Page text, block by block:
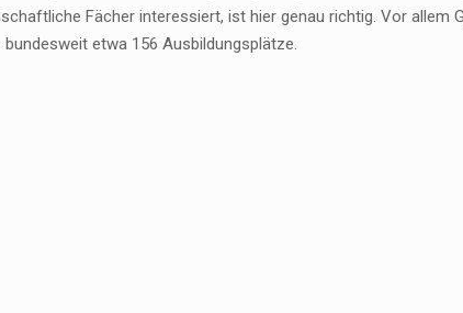
Fächer interessiert, ist hier genau richtig. Vor allem
bundesweit etwa 156 Ausbildungsplätze.